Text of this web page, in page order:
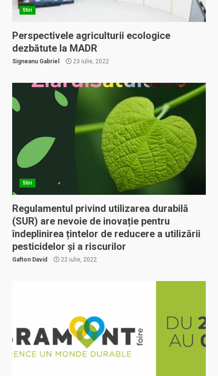
Stiri
Perspectivele agriculturii ecologice
dezbătute la MADR
Signeanu Gabriel 23 iulie, 2022
Stiri
Regulamentul privind utilizarea durabilă
(SUR) are nevoie de inovație pentru
îndeplinirea țintelor de reducere a utilizării
pesticidelor și a riscurilor
Gafton David 22 iulie, 2022